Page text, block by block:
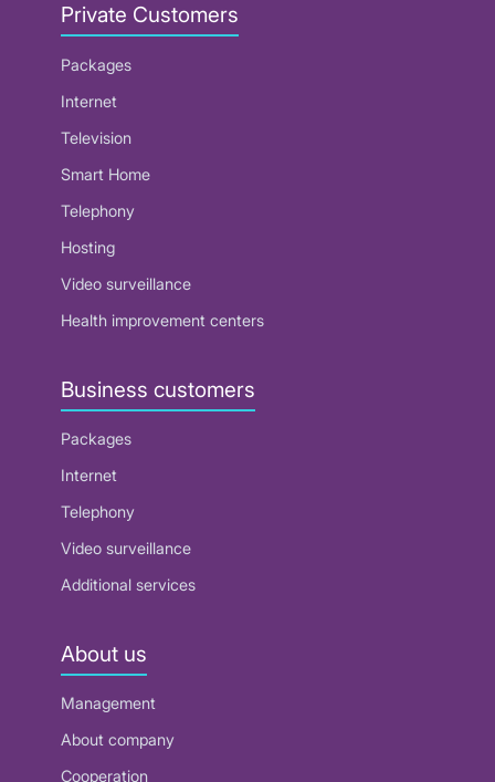
Private Customers
Packages
Internet
Television
Smart Home
Telephony
Hosting
Video surveillance
Health improvement centers
Business customers
Packages
Internet
Telephony
Video surveillance
Additional services
About us
Management
About company
Cooperation